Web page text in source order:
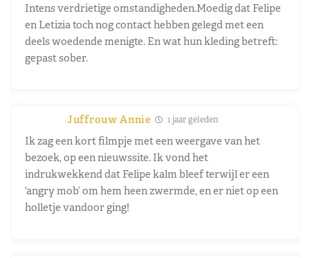
Intens verdrietige omstandigheden.Moedig dat Felipe
en Letizia toch nog contact hebben gelegd met een
deels woedende menigte. En wat hun kleding betreft:
gepast sober.
Juffrouw Annie 1 jaar geleden
Ik zag een kort filmpje met een weergave van het
bezoek, op een nieuwssite. Ik vond het
indrukwekkend dat Felipe kalm bleef terwijl er een
‘angry mob’ om hem heen zwermde, en er niet op een
holletje vandoor ging!